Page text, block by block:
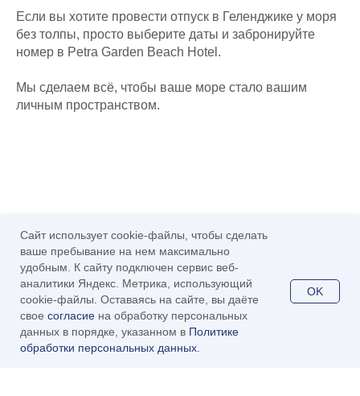
Если вы хотите провести отпуск в Геленджике у моря
без толпы, просто выберите даты и забронируйте
номер в Petra Garden Beach Hotel.
Мы сделаем всё, чтобы ваше море стало вашим
личным пространством.
Сайт использует cookie-файлы, чтобы сделать
ваше пребывание на нем максимально
удобным. К сайту подключен сервис веб-
аналитики Яндекс. Метрика, использующий
cookie-файлы. Оставаясь на сайте, вы даёте
свое согласие на обработку персональных
данных в порядке, указанном в Политике
обработки персональных данных.
OK